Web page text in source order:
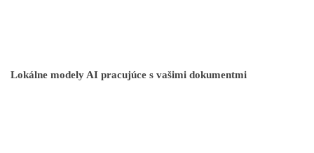
Lokálne modely AI pracujúce s vašimi dokumentmi